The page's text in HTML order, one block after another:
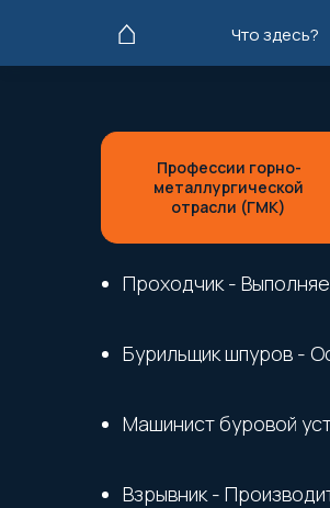
⌂ Что здесь?
Профессии горно-
металлургической
отрасли (ГМК)
Проходчик -
Бурильщик шпуров -
Машинист буровой
Взрывник -